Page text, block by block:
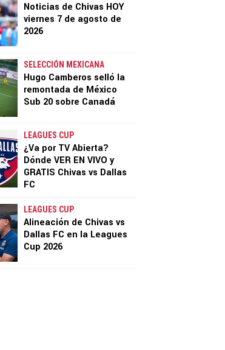
Noticias de Chivas HOY
viernes 7 de agosto de
2026
SELECCIÓN MEXICANA
Hugo Camberos selló la
remontada de México
Sub 20 sobre Canadá
LEAGUES CUP
¿Va por TV Abierta?
Dónde VER EN VIVO y
GRATIS Chivas vs Dallas
FC
LEAGUES CUP
Alineación de Chivas vs
Dallas FC en la Leagues
Cup 2026